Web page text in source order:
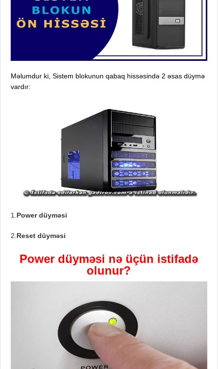
Məlumdur ki, Sistem blokunun qabaq hissəsində 2 əsas düymə
vardır:
1. Power düyməsi
2. Reset düyməsi
Power düyməsi nə üçün istifadə
olunur?